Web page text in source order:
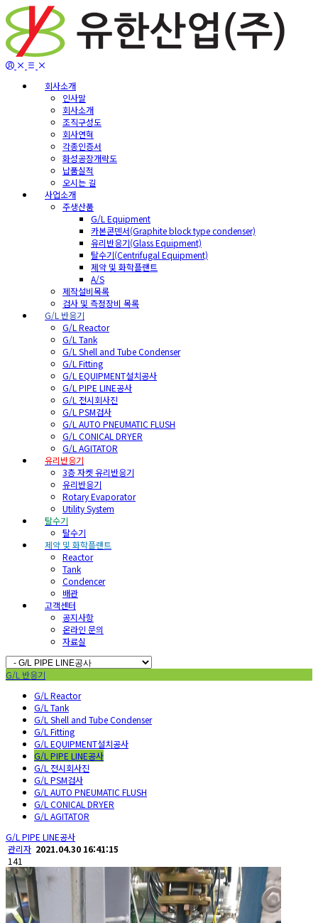
회사소개
인사말
회사소개
조직구성도
회사연혁
각종인증서
화성공장개략도
납품실적
오시는 길
사업소개
주생산품
G/L Equipment
카본콘덴서(Graphite block type condenser)
유리반응기(Glass Equipment)
탈수기(Centrifugal Equipment)
제약 및 화학플랜트
A/S
제작설비목록
검사 및 측정장비 목록
G/L 반응기
G/L Reactor
G/L Tank
G/L Shell and Tube Condenser
G/L Fitting
G/L EQUIPMENT설치공사
G/L PIPE LINE공사
G/L 전시회사진
G/L PSM검사
G/L AUTO PNEUMATIC FLUSH
G/L CONICAL DRYER
G/L AGITATOR
유리반응기
3층 자켓 유리반응기
유리반응기
Rotary Evaporator
Utility System
탈수기
탈수기
제약 및 화학플랜트
Reactor
Tank
Condencer
배관
고객센터
공지사항
온라인 문의
자료실
G/L 반응기
G/L Reactor
G/L Tank
G/L Shell and Tube Condenser
G/L Fitting
G/L EQUIPMENT설치공사
G/L PIPE LINE공사
G/L 전시회사진
G/L PSM검사
G/L AUTO PNEUMATIC FLUSH
G/L CONICAL DRYER
G/L AGITATOR
G/L PIPE LINE공사
관리자 2021.04.30 16:41:15
141